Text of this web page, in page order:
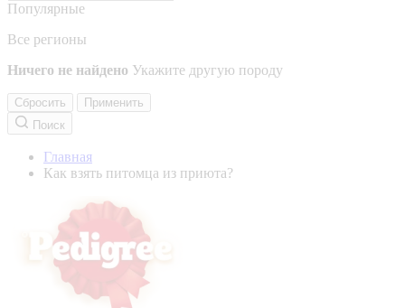
Популярные
Все регионы
Ничего не найдено Укажите другую породу
Сбросить
Применить
Поиск
Главная
Как взять питомца из приюта?